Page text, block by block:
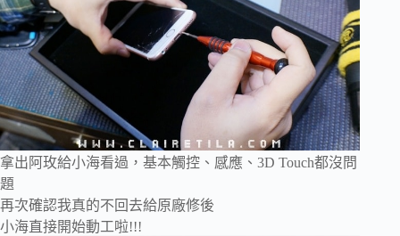
拿出阿玫給小海看過，基本觸控、感應、3D Touch都沒問
題
再次確認我真的不回去給原廠修後
小海直接開始動工啦!!!